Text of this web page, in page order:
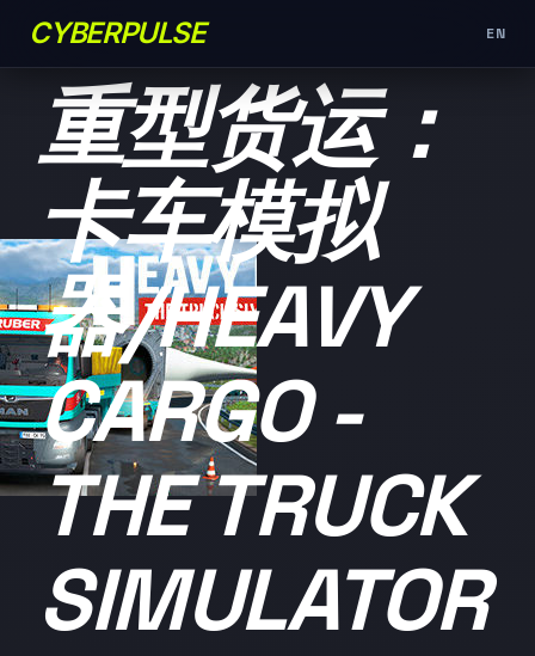
CYBERPULSE
EN
重型货运：
卡车模拟
器/HEAVY
CARGO -
THE TRUCK
SIMULATOR